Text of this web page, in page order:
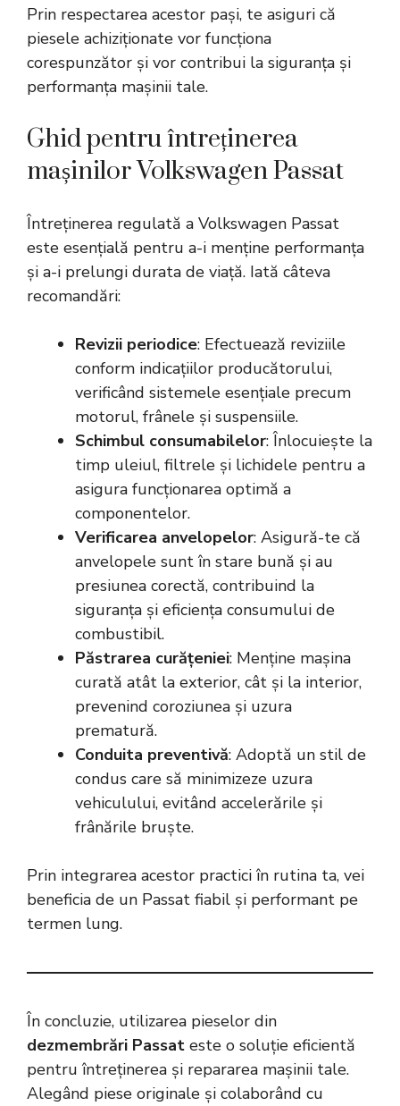
Prin respectarea acestor pași, te asiguri că
piesele achiziționate vor funcționa
corespunzător și vor contribui la siguranța și
performanța mașinii tale.
Ghid pentru întreținerea
mașinilor Volkswagen Passat
Întreținerea regulată a Volkswagen Passat
este esențială pentru a-i menține performanța
și a-i prelungi durata de viață. Iată câteva
recomandări:
Revizii periodice: Efectuează reviziile
conform indicațiilor producătorului,
verificând sistemele esențiale precum
motorul, frânele și suspensiile.
Schimbul consumabilelor: Înlocuiește la
timp uleiul, filtrele și lichidele pentru a
asigura funcționarea optimă a
componentelor.
Verificarea anvelopelor: Asigură-te că
anvelopele sunt în stare bună și au
presiunea corectă, contribuind la
siguranța și eficiența consumului de
combustibil.
Păstrarea curățeniei: Menține mașina
curată atât la exterior, cât și la interior,
prevenind coroziunea și uzura
prematură.
Conduita preventivă: Adoptă un stil de
condus care să minimizeze uzura
vehiculului, evitând accelerările și
frânările bruște.
Prin integrarea acestor practici în rutina ta, vei
beneficia de un Passat fiabil și performant pe
termen lung.
În concluzie, utilizarea pieselor din
dezmembrări Passat este o soluție eficientă
pentru întreținerea și repararea mașinii tale.
Alegând piese originale și colaborând cu